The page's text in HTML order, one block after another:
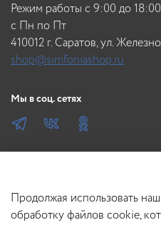
Режим работы с 9:00 до 18:00
c Пн по Пт
410012 г. Саратов, ул.
shop@simfoniashop.ru
Мы в соц. сетях
Продолжая использовать
обработку файлов cookie,